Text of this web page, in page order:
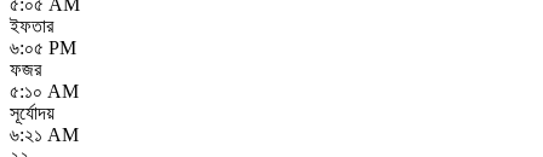
ইফতার
৬:০৫ PM
ফজর
৫:১০ AM
সূর্যোদয়
৬:২১ AM